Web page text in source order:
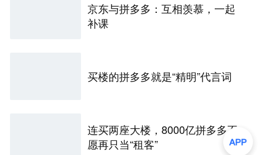
京东与拼多多：互相羡慕，一起
补课
买楼的拼多多就是“精明”代言词
连买两座大楼，8000亿拼多多不
愿再只当“租客”